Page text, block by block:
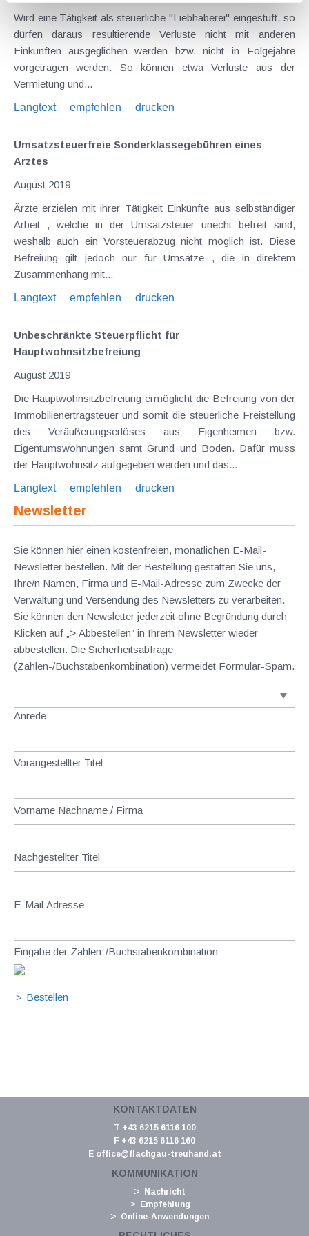
Wird eine Tätigkeit als steuerliche "Liebhaberei" eingestuft, so
dürfen daraus resultierende Verluste nicht mit anderen
Einkünften ausgeglichen werden bzw. nicht in Folgejahre
vorgetragen werden. So können etwa Verluste aus der
Vermietung und...
Langtext
empfehlen drucken
Umsatzsteuerfreie Sonderklassegebühren eines
Arztes
August 2019
Ärzte erzielen mit ihrer Tätigkeit Einkünfte aus selbständiger
Arbeit , welche in der Umsatzsteuer unecht befreit sind,
weshalb auch ein Vorsteuerabzug nicht möglich ist. Diese
Befreiung gilt jedoch nur für Umsätze , die in direktem
Zusammenhang mit...
Langtext
empfehlen drucken
Unbeschränkte Steuerpflicht für
Hauptwohnsitzbefreiung
August 2019
Die Hauptwohnsitzbefreiung ermöglicht die Befreiung von der
Immobilienertragsteuer und somit die steuerliche Freistellung
des Veräußerungserlöses aus Eigenheimen bzw.
Eigentumswohnungen samt Grund und Boden. Dafür muss
der Hauptwohnsitz aufgegeben werden und das...
Langtext
empfehlen drucken
Newsletter
Sie können hier einen kostenfreien, monatlichen E-Mail-
Newsletter bestellen. Mit der Bestellung gestatten Sie uns,
Ihre/n Namen, Firma und E-Mail-Adresse zum Zwecke der
Verwaltung und Versendung des Newsletters zu verarbeiten.
Sie können den Newsletter jederzeit ohne Begründung durch
Klicken auf „> Abbestellen” in Ihrem Newsletter wieder
abbestellen. Die Sicherheitsabfrage
(Zahlen-/Buchstabenkombination) vermeidet Formular-Spam.
Anrede
Vorangestellter Titel
Vorname Nachname / Firma
Nachgestellter Titel
E-Mail Adresse
Eingabe der Zahlen-/Buchstabenkombination
KONTAKTDATEN
T +43 6215 6116 100
F +43 6215 6116 160
E office@flachgau-treuhand.at
KOMMUNIKATION
Nachricht
Empfehlung
Online-Anwendungen